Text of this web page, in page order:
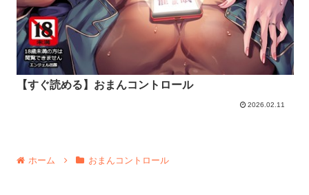
【すぐ読める】おまんコントロール
2026.02.11
ホーム おまんコントロール